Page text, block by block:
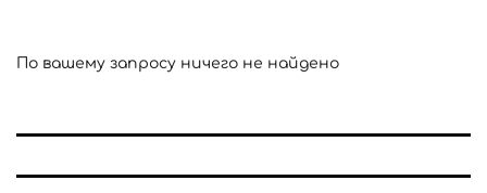
По вашему запросу ничего не найдено